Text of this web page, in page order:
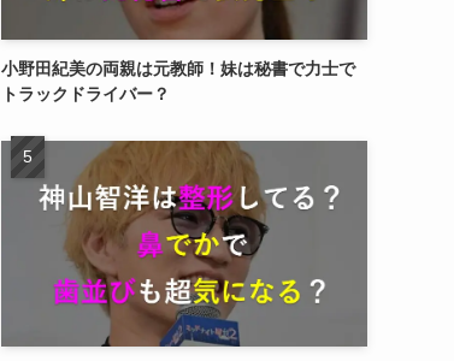
小野田紀美の両親は元教師！妹は秘書で力士で
トラックドライバー？